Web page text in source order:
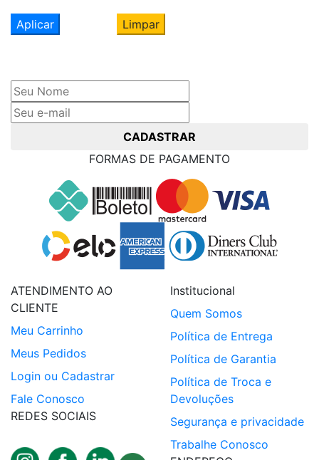
Aplicar Limpar
CADASTRAR
FORMAS DE PAGAMENTO
ATENDIMENTO AO
CLIENTE
Meu Carrinho
Meus Pedidos
Login ou Cadastrar
Fale Conosco
REDES SOCIAIS
Institucional
Quem Somos
Política de Entrega
Política de Garantia
Política de Troca e
Devoluções
Segurança e privacidade
Trabalhe Conosco